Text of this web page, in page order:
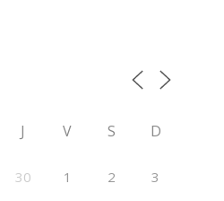
J V S D
30 1 2 3